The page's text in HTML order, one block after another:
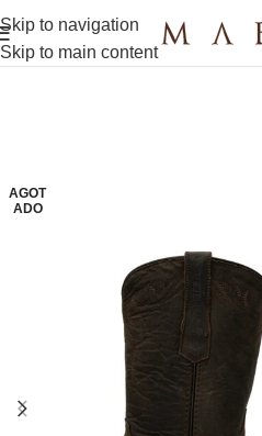
Skip to navigation
Skip to main content
AGOT
ADO